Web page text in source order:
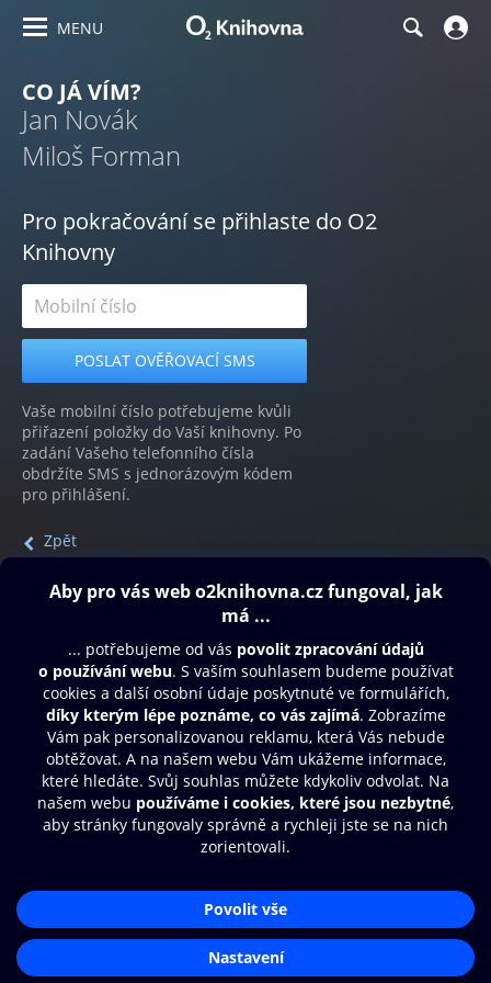
MENU
CO JÁ VÍM?
Jan Novák
Miloš Forman
Pro pokračování se přihlaste do O2
Knihovny
Vaše mobilní číslo potřebujeme kvůli
přiřazení položky do Vaší knihovny. Po
zadání Vašeho telefonního čísla
obdržíte SMS s jednorázovým kódem
pro přihlášení.
Zpět
Obsah ke stažení
Moje O2 Knihovna
Další zábava
© O2 Czech Republic a.s.
Přístupnost
Zásady zpracování osobních údajůAplikace O2 Knihovna
Čti a poslouchej své e-knihy a